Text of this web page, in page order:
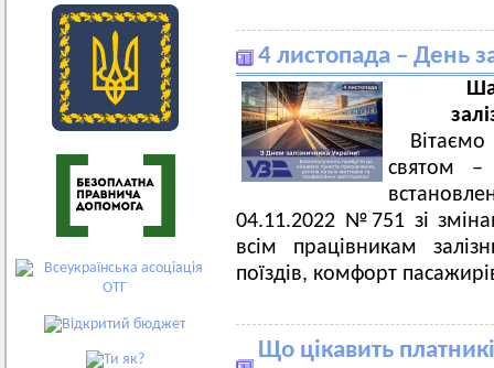
4 листопада – День
святом –
04.11.2022 №751 зі
всім працівникам
поїздів, комфорт
Що цікавить